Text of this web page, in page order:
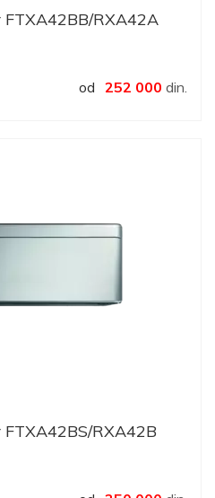
RXA42A
od 252 000 din.
RXA42B